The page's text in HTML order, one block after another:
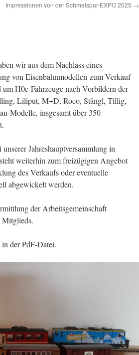
Impressionen von der Schmalspur-EXPO 2025 →
wir aus dem Nachlass eines
von Eisenbahnmodellen zum Verkauf
H0e-Fahrzeuge nach Vorbildern der
Liliput, M+D, Roco, Stängl, Tillig,
Modelle, insgesamt über 350
Jahreshauptversammlung in
weiterhin zum freizügigen Angebot
des Verkaufs oder eventuelle
abgewickelt werden.
der Arbeitsgemeinschaft
Mitglieds.
der PdF-Datei.